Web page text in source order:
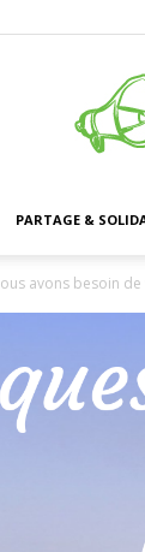
PARTAGE &
avons besoin